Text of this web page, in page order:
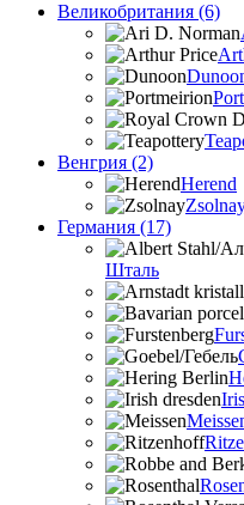
Великобритания (6)
Венгрия (2)
Herend
Германия (17)
Шталь